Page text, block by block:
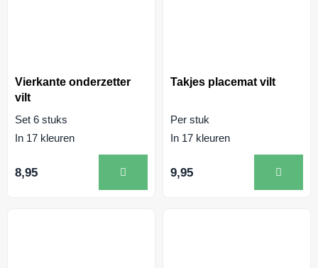
Vierkante onderzetter
vilt
Set 6 stuks
In 17 kleuren
8,95
Takjes placemat vilt
Per stuk
In 17 kleuren
9,95